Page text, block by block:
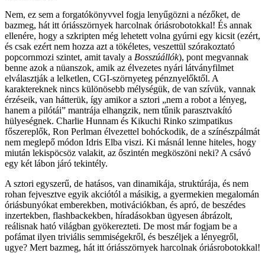
Nem, ez sem a forgatókönyvvel fogja lenyűgözni a nézőket, de
bazmeg, hát itt óriásszörnyek harcolnak óriásrobotokkal! És annak
ellenére, hogy a szkripten még lehetett volna gyúrni egy kicsit (ezért,
és csak ezért nem hozza azt a tökéletes, veszettül szórakoztató
popcornmozi szintet, amit tavaly a Bosszúállók), pont megvannak
benne azok a nüanszok, amik az élvezetes nyári látványfilmet
elválasztják a lelketlen, CGI-szörnyeteg pénznyelőktől. A
karaktereknek nincs különösebb mélységük, de van szívük, vannak
érzéseik, van hátterük, így amikor a sztori „nem a robot a lényeg,
hanem a pilótái” mantrája elhangzik, nem tűnik parasztvakító
hülyeségnek. Charlie Hunnam és Kikuchi Rinko szimpatikus
főszereplők, Ron Perlman élvezettel bohóckodik, de a színészpálmát
nem meglepő módon Idris Elba viszi. Ki másnál lenne hiteles, hogy
miután lekispöcsöz valakit, az őszintén megköszöni neki? A csávó
egy két lábon járó tekintély.
A sztori egyszerű, de hatásos, van dinamikája, struktúrája, és nem
rohan fejvesztve egyik akciótól a másikig, a gyermekien megalomán
óriásbunyókat emberekben, motivációkban, és apró, de beszédes
inzertekben, flashbackekben, híradásokban ügyesen ábrázolt,
reálisnak ható világban gyökerezteti. De most már fogjam be a
pofámat ilyen triviális semmiségekről, és beszéljek a lényegről,
ugye? Mert bazmeg, hát itt óriásszörnyek harcolnak óriásrobotokkal!